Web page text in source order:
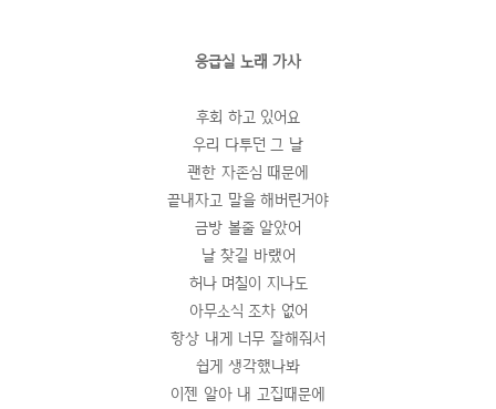
응급실 노래 가사
후회 하고 있어요
우리 다투던 그 날
괜한 자존심 때문에
끝내자고 말을 해버린거야
금방 볼줄 알았어
날 찾길 바랬어
허나 며칠이 지나도
아무소식 조차 없어
항상 내게 너무 잘해줘서
쉽게 생각했나봐
이젠 알아 내 고집때문에